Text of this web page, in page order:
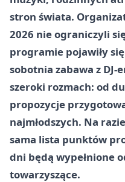
stron świata.
2026 nie ograniczyli
programie pojawiły
sobotnia zabawa z DJ-
szeroki rozmach: od
propozycje
najmłodszych. Na
sama lista punktów
dni będą wypełnione
towarzyszące.